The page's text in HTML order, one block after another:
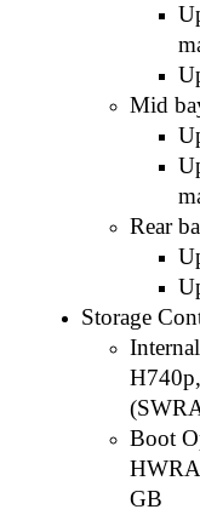
Mid
Rear
Storage
Boot
GB